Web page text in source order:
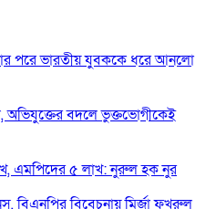
পরে ভারতীয় যুবককে ধরে আনলো
অভিযুক্তের বদলে ভুক্তভোগীকেই
এমপিদের ৫ লাখ: নুরুল হক নুর
বিএনপির বিবেচনায় মির্জা ফখরুল